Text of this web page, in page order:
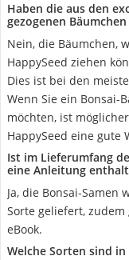
Haben die aus den
gezogenen
Nein, die Bäumchen,
HappySeed ziehen
Dies ist bei den
Wenn Sie ein Bonsai-
möchten, ist
HappySeed eine gute
Ist im Lieferumfang
eine Anleitung
Ja, die Bonsai-
Sorte geliefert,
eBook.
Welche Sorten sind